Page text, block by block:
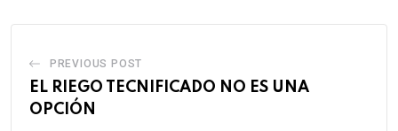
PREVIOUS POST
EL RIEGO TECNIFICADO NO ES UNA
OPCIÓN